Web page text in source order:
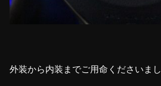
外装から内装までご用命くださいま